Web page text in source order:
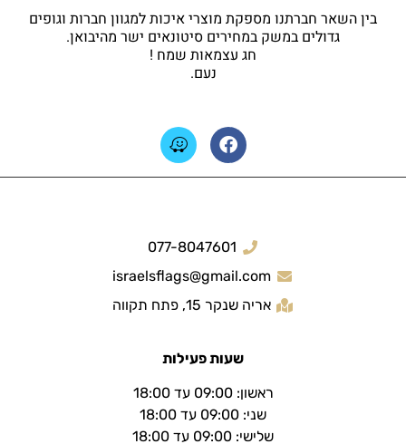
בין השאר חברתנו מספקת מוצרי איכות למגוון חברות וגופים
גדולים במשק במחירים סיטונאים ישר מהיבואן.
חג עצמאות שמח !
נעם.
077-8047601
israelsflags@gmail.com
אריה שנקר 15, פתח תקווה
שעות פעילות
ראשון: 09:00 עד 18:00
שני: 09:00 עד 18:00
שלישי: 09:00 עד 18:00